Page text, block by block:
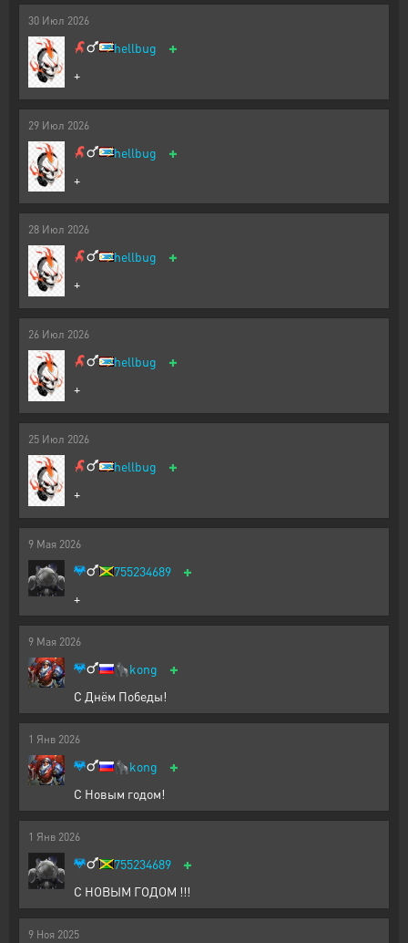
30 Июл 2026
hellbug +
+
29 Июл 2026
hellbug +
+
28 Июл 2026
hellbug +
+
26 Июл 2026
hellbug +
+
25 Июл 2026
hellbug +
+
9 Мая 2026
755234689 +
+
9 Мая 2026
🦍kong +
С Днём Победы!
1 Янв 2026
🦍kong +
С Новым годом!
1 Янв 2026
755234689 +
С НОВЫМ ГОДОМ !!!
9 Ноя 2025